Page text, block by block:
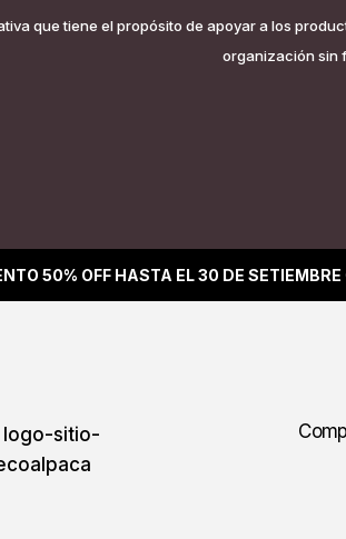
que tiene el propósito de apoyar a los
organización sin
50% OFF HASTA EL 30 DE SETIEMBRE